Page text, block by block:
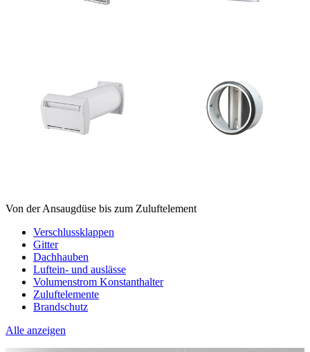
Von der Ansaugdüse bis zum Zuluftelement
Verschlussklappen
Gitter
Dachhauben
Luftein- und auslässe
Volumenstrom Konstanthalter
Zuluftelemente
Brandschutz
Alle anzeigen